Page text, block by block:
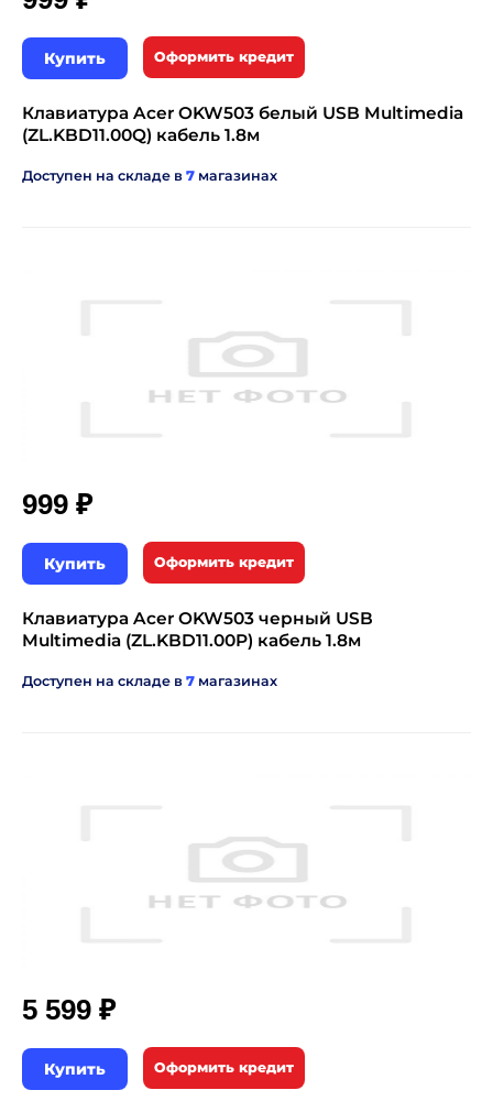
Купить Оформить кредит
Клавиатура Acer OKW503 белый USB Multimedia
(ZL.KBD11.00Q) кабель 1.8м
Доступен на складе в 7 магазинах
999 ₽
Купить Оформить кредит
Клавиатура Acer OKW503 черный USB
Multimedia (ZL.KBD11.00P) кабель 1.8м
Доступен на складе в 7 магазинах
5 599 ₽
Купить Оформить кредит